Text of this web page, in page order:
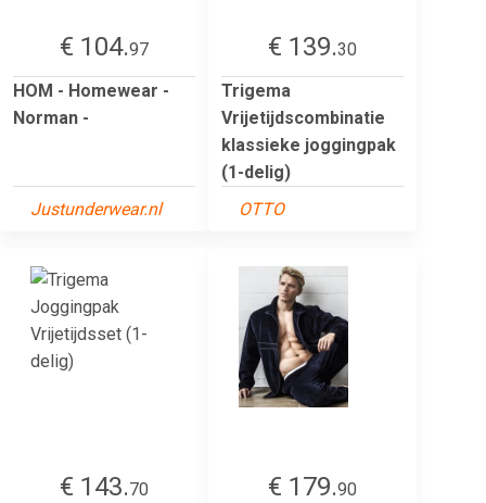
€ 104.97
HOM - Homewear -
Norman -
Justunderwear.nl
€ 139.30
Trigema
Vrijetijdscombinatie
klassieke joggingpak
(1-delig)
OTTO
€ 143.70
€ 179.90